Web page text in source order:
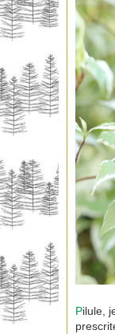
Pilule,